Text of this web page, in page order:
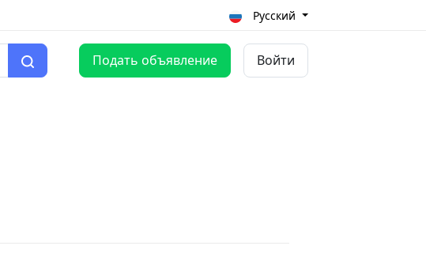
Русский
Подать объявление Войти